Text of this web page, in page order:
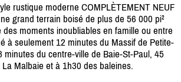
rustique moderne COMPLÈTEMENT NEUF
grand terrain boisé de plus de 56 000 pi²
moments inoubliables en famille ou entre
à seulement 12 minutes du Massif de Petite-
minutes du centre-ville de Baie-St-Paul, 45
Malbaie et à 1h30 des baleines.